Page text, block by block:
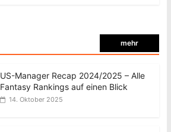
mehr
US-Manager Recap 2024/2025 – Alle
Fantasy Rankings auf einen Blick
14. Oktober 2025